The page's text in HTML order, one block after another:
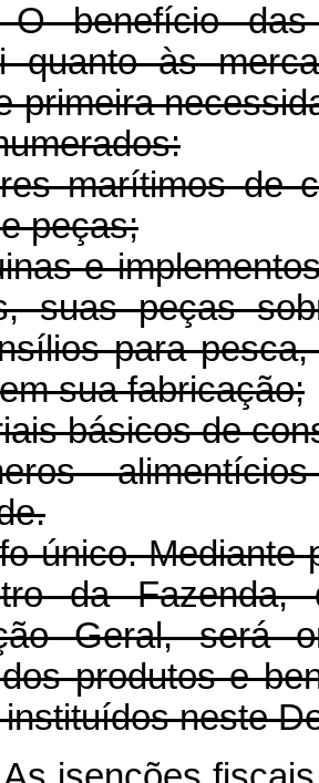
benefício das
quanto às
primeira
marítimos de
peças;
e
suas peças
para
sua fabricação;
básicos de
único. Mediante
da
Geral, será
produtos e
neste